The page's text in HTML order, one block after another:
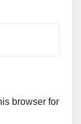
browser for